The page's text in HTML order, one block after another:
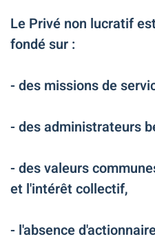
Le Privé non lucratif
fondé sur :
- des missions de
- des administrateurs
- des valeurs
et l'intérêt collectif,
- l'absence